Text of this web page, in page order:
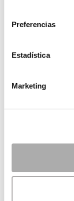
Preferencias
Estadística
Marketing